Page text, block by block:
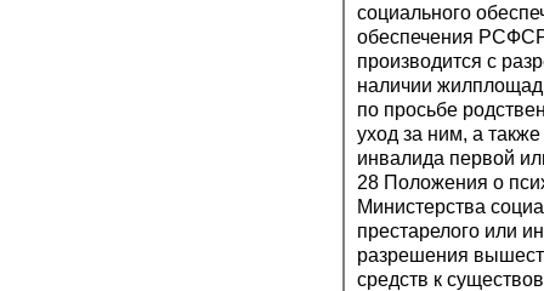
социального
обеспечения
производится с
наличии
по просьбе
уход за ним, а
инвалида первой
28 Положения о
Министерства
престарелого или
разрешения
средств к